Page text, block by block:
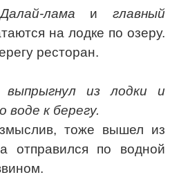
Далай-лама и главный
на лодке по озеру.
ресторан.
из лодки и
воде к берегу.
тоже вышел из
отправился по водной